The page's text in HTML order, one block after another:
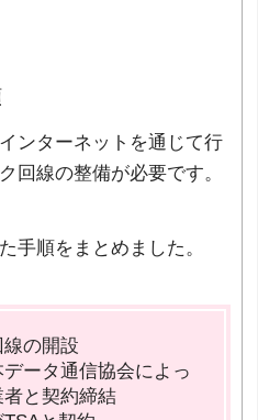
ンターネットを通じて行
回線の整備が必要です。
手順をまとめました。
の開設
ータ通信協会によっ
と契約締結